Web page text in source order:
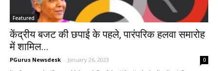
Featured
केंद्रीय बजट की छपाई के पहले, पारंपरिक हलवा समारोह
में शामिल...
PGurus Newsdesk - January 26, 2023 0